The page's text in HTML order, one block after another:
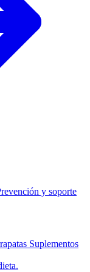
y soporte
Suplementos